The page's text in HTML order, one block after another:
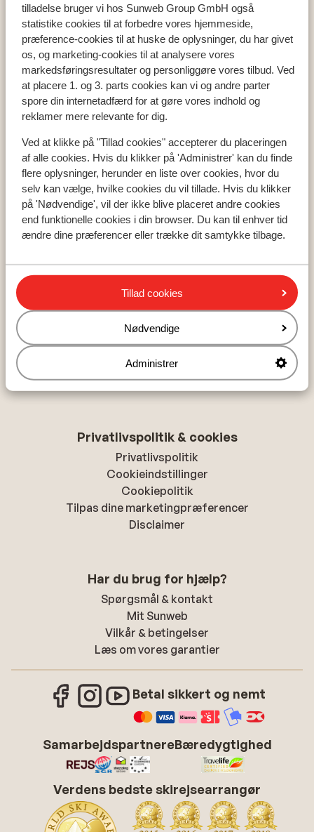
tilladelse bruger vi hos Sunweb Group GmbH også
statistike cookies til at forbedre vores hjemmeside,
præference-cookies til at huske de oplysninger, du har givet
os, og marketing-cookies til at analysere vores
markedsføringsresultater og personliggøre vores tilbud. Ved
at placere 1. og 3. parts cookies kan vi og andre parter
spore din internetadfærd for at gøre vores indhold og
reklamer mere relevante for dig.
Ved at klikke på "Tillad cookies" accepterer du placeringen
af alle cookies. Hvis du klikker på 'Administrer' kan du finde
flere oplysninger, herunder en liste over cookies, hvor du
selv kan vælge, hvilke cookies du vil tillade. Hvis du klikker
på 'Nødvendige', vil der ikke blive placeret andre cookies
end funktionelle cookies i din browser. Du kan til enhver tid
ændre dine præferencer eller trække dit samtykke tilbage.
Tillad cookies
Nødvendige
Administrer
Frankrig
Italien
Populære regioner
Val Thorens
Zell am See
Skiområder
Zillertal
Les Trois Vallees
Ski Amade
Om Sunweb
Om Sunweb
Ansvarlig ferie med Sunweb
Ledige jobs
Presse
Tilgængelighedserklæring
Privatlivspolitik & cookies
Privatlivspolitik
Cookieindstillinger
Cookiepolitik
Tilpas dine marketingpræferencer
Disclaimer
Har du brug for hjælp?
Spørgsmål & kontakt
Mit Sunweb
Vilkår & betingelser
Læs om vores garantier
Betal sikkert og nemt
SamarbejdspartnereBæredygtighed
Verdens bedste skirejsearrangør